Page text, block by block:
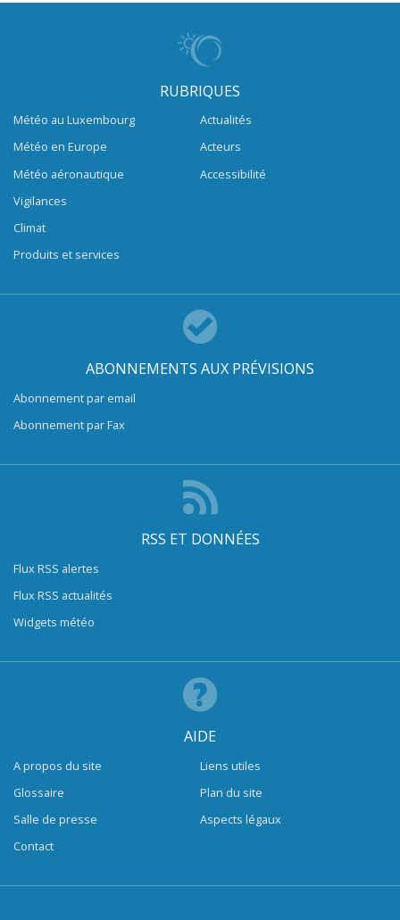
RUBRIQUES
Météo au Luxembourg
Météo en Europe
Météo aéronautique
Vigilances
Climat
Produits et services
Actualités
Acteurs
Accessibilité
ABONNEMENTS AUX PRÉVISIONS
Abonnement par email
Abonnement par Fax
RSS ET DONNÉES
Flux RSS alertes
Flux RSS actualités
Widgets météo
AIDE
A propos du site
Glossaire
Salle de presse
Contact
Liens utiles
Plan du site
Aspects légaux